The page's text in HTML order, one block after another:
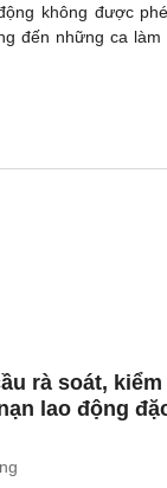
không được
đến những ca
rà soát,
lao động